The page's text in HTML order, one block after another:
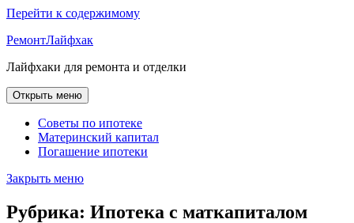
Перейти к содержимому
РемонтЛайфхак
Лайфхаки для ремонта и отделки
Открыть меню
Советы по ипотеке
Материнский капитал
Погашение ипотеки
Закрыть меню
Рубрика: Ипотека с маткапиталом